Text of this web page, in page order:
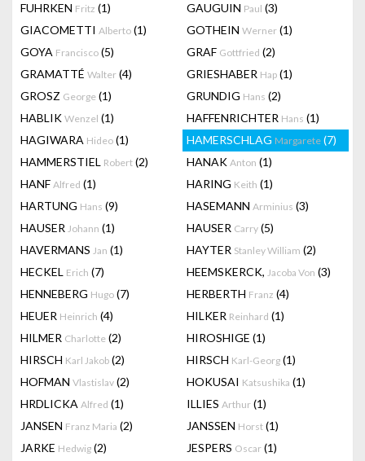
FUHRKEN Fritz (1) GAUGUIN Paul (3)
GIACOMETTI Alberto (1) GOTHEIN Werner (1)
GOYA Francisco (5) GRAF Gottfried (2)
GRAMATTÉ Walter (4) GRIESHABER Hap (1)
GROSZ George (1) GRUNDIG Hans (2)
HABLIK Wenzel (1) HAFFENRICHTER Hans (1)
HAGIWARA Hideo (1) HAMERSCHLAG Margarete (7)
HAMMERSTIEL Robert (2) HANAK Anton (1)
HANF Alfred (1) HARING Keith (1)
HARTUNG Hans (9) HASEMANN Arminius (3)
HAUSER Johann (1) HAUSER Carry (5)
HAVERMANS Jan (1) HAYTER Stanley William (2)
HECKEL Erich (7) HEEMSKERCK, Jacoba Von (3)
HENNEBERG Hugo (7) HERBERTH Franz (4)
HEUER Heinrich (4) HILKER Reinhard (1)
HILMER Charlotte (2) HIROSHIGE (1)
HIRSCH Karl Jakob (2) HIRSCH Karl-Georg (1)
HOFMAN Vlastislav (2) HOKUSAI Katsushika (1)
HRDLICKA Alfred (1) ILLIES Arthur (1)
JANSEN Franz Maria (2) JANSSEN Horst (1)
JARKE Hedwig (2) JESPERS Oscar (1)